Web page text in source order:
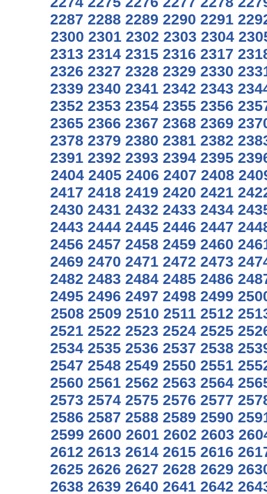
2287 2288 2289 2290 2291
2300 2301 2302 2303 2304
2313 2314 2315 2316 2317
2326 2327 2328 2329 2330
2339 2340 2341 2342 2343
2352 2353 2354 2355 2356
2365 2366 2367 2368 2369
2378 2379 2380 2381 2382
2391 2392 2393 2394 2395
2404 2405 2406 2407 2408
2417 2418 2419 2420 2421
2430 2431 2432 2433 2434
2443 2444 2445 2446 2447
2456 2457 2458 2459 2460
2469 2470 2471 2472 2473
2482 2483 2484 2485 2486
2495 2496 2497 2498 2499
2508 2509 2510 2511 2512
2521 2522 2523 2524 2525
2534 2535 2536 2537 2538
2547 2548 2549 2550 2551
2560 2561 2562 2563 2564
2573 2574 2575 2576 2577
2586 2587 2588 2589 2590
2599 2600 2601 2602 2603
2612 2613 2614 2615 2616
2625 2626 2627 2628 2629
2638 2639 2640 2641 2642